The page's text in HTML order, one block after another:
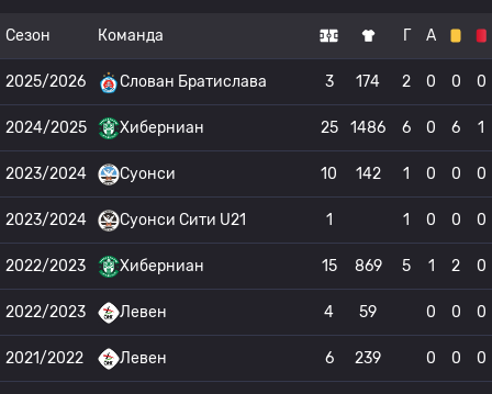
Сезон Команда Г А
2025/2026 Слован Братислава 3 174 2 0 0 0
2024/2025 Хиберниан 25 1486 6 0 6 1
2023/2024 Суонси 10 142 1 0 0 0
2023/2024 Суонси Сити U21 1 1 0 0 0
2022/2023 Хиберниан 15 869 5 1 2 0
2022/2023 Левен 4 59 0 0 0
2021/2022 Левен 6 239 0 0 0